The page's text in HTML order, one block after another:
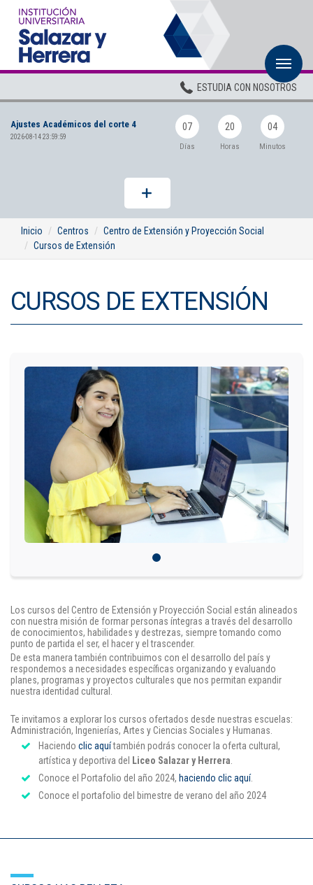
ESTUDIA CON NOSOTROS
Ajustes Académicos del corte 4
2026-08-14 23:59:59
07
Días
20
Horas
04
Minutos
Inicio Centros
Centro de Extensión y Proyección Social
Cursos de Extensión
CURSOS DE EXTENSIÓN
Los cursos del Centro de Extensión y Proyección Social están alineados
con nuestra misión de formar personas íntegras a través del desarrollo
de conocimientos, habilidades y destrezas, siempre tomando como
punto de partida el ser, el hacer y el trascender.
De esta manera también contribuimos con el desarrollo del país y
respondemos a necesidades específicas organizando y evaluando
planes, programas y proyectos culturales que nos permitan expandir
nuestra identidad cultural.
Te invitamos a explorar los cursos ofertados desde nuestras escuelas:
Administración, Ingenierías, Artes y Ciencias Sociales y Humanas.
Haciendo clic aquítambién podrás conocer la oferta cultural,
artística y deportiva del
Liceo Salazar y Herrera
Conoce el Portafolio del año 2024, haciendo clic aquí.
Conoce el portafolio del bimestre de verano del año 2024
Pregrados
Planta Docente
ADMISIONES
BIENESTAR
BIBLIOTECA
Consultorio Juridico
Pastoral
CARTERA
Inscripciones
Estudiantes
Egresados
Pagos
Puntos de pago
Empleo
Comunícate con nosotros
Línea de Atención al Cliente